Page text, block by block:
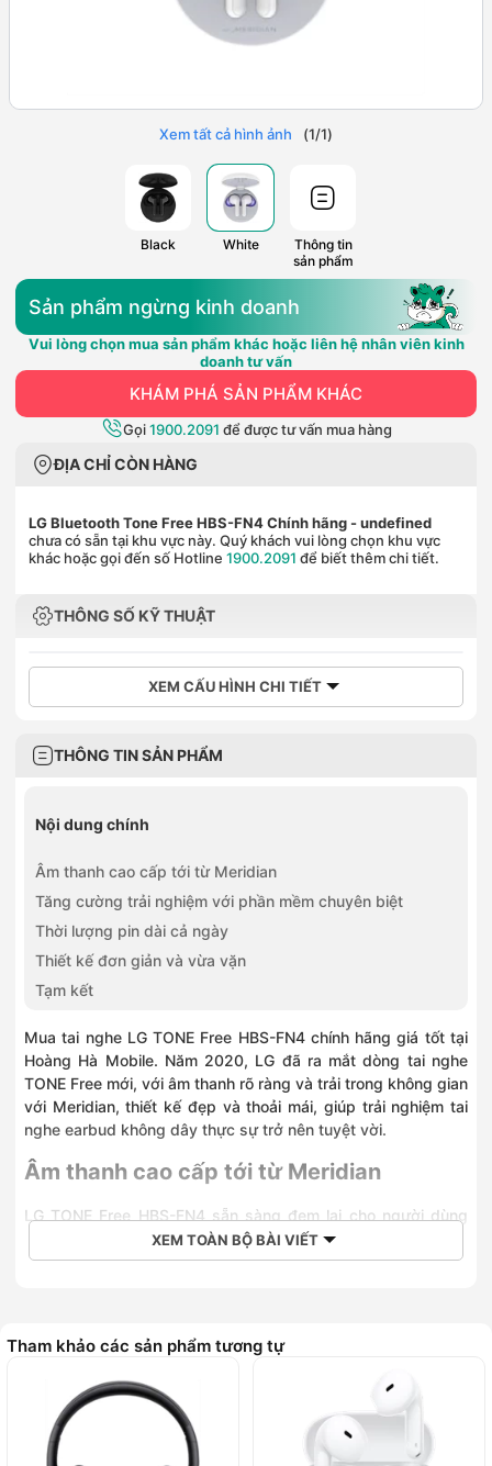
Xem tất cả hình ảnh (1/1)
Black White
Thông tin
sản phẩm
Sản phẩm ngừng kinh doanh
Vui lòng chọn mua sản phẩm khác hoặc liên hệ nhân viên kinh
doanh tư vấn
KHÁM PHÁ SẢN PHẨM KHÁC
Gọi1900.2091 để được tư vấn mua hàng
ĐỊA CHỈ CÒN HÀNG
LG Bluetooth Tone Free HBS-FN4 Chính hãng - undefined
chưa có sẵn tại khu vực này. Quý khách vui lòng chọn khu vực
khác hoặc gọi đến số Hotline 1900.2091 để biết thêm chi tiết.
THÔNG SỐ KỸ THUẬT
XEM CẤU HÌNH CHI TIẾT
THÔNG TIN SẢN PHẨM
Nội dung chính
Âm thanh cao cấp tới từ Meridian
Tăng cường trải nghiệm với phần mềm chuyên biệt
Thời lượng pin dài cả ngày
Thiết kế đơn giản và vừa vặn
Tạm kết
Mua tai nghe LG TONE Free HBS-FN4 chính hãng giá tốt tại
Hoàng Hà Mobile. Năm 2020, LG đã ra mắt dòng tai nghe
TONE Free mới, với âm thanh rõ ràng và trải trong không gian
với Meridian, thiết kế đẹp và thoải mái, giúp trải nghiệm tai
nghe earbud không dây thực sự trở nên tuyệt vời.
Âm thanh cao cấp tới từ Meridian
LG TONE Free HBS-FN4 sẵn sàng đem lại cho người dùng
những giây phút tận hưởng âm nhạc thoải mái với hàng loạt
công nghệ tân tiến được thừa hưởng từ hãng âm thanh
tăng cường âm bass phong phú.
XEM TOÀN BỘ BÀI VIẾT
Tham khảo các sản phẩm tương tự